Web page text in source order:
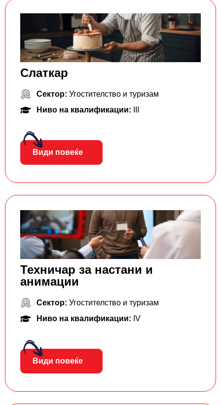
Слаткар
Сектор: Угостителство и туризам
Ниво на квалификации:
Види повеќе
Техничар за настани и
анимации
Сектор: Угостителство и туризам
Ниво на квалификации: IV
Види повеќе